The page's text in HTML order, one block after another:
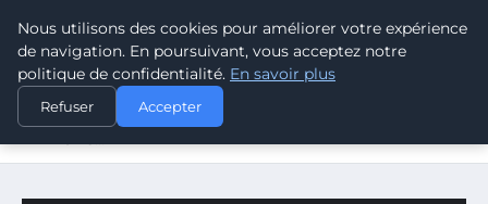
CLIMATE GUARDIAN
ACCUEIL
CHANGEMENTS CLIMATIQUES
IMPACT DU CLIMAT SUR LE BILAN CARBONE DES
Nous utilisons des cookies pour améliorer votre expérience
de navigation. En poursuivant, vous acceptez notre
politique de confidentialité. En savoir plus
Refuser Accepter